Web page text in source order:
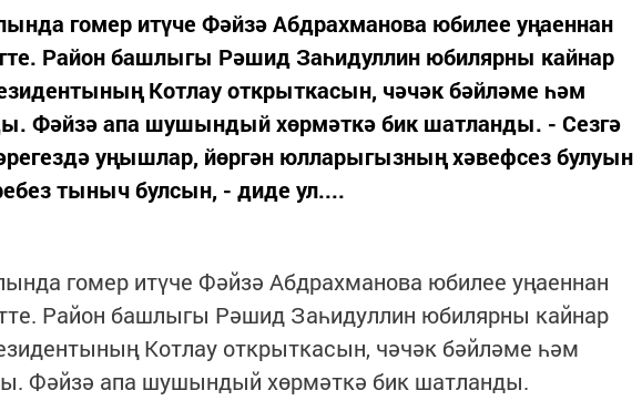
гомер итүче Фәйзә Абдрахманова юбилее уңаеннан
Район башлыгы Рәшид Заһидуллин юбилярны кайнар
Котлау открыткасын, чәчәк бәйләме һәм
Фәйзә апа шушындый хөрмәткә бик шатланды. - Сезгә
уңышлар, йөргән юлларыгызның хәвефсез булуын
тыныч булсын, - диде ул....
гомер итүче Фәйзә Абдрахманова юбилее уңаеннан
Район башлыгы Рәшид Заһидуллин юбилярны кайнар
Котлау открыткасын, чәчәк бәйләме һәм
Фәйзә апа шушындый хөрмәткә бик шатланды.